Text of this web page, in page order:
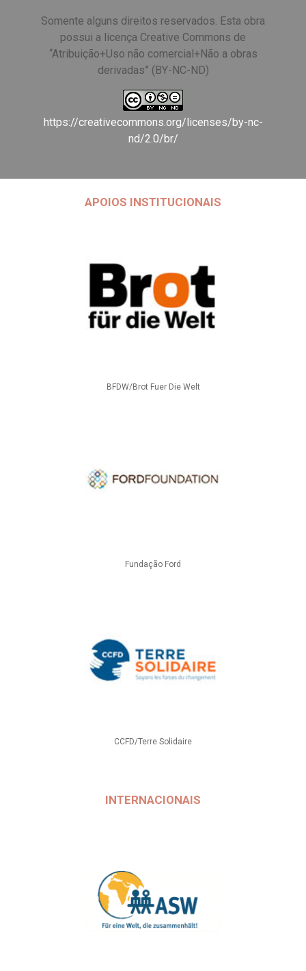
Somente alguns direitos reservados. Esta obra
possui a licença Creative Commons de
“Atribuição+Uso não comercial+Não a obras
derivadas” (BY-NC-ND)
https://creativecommons.org/licenses/by-nc-
nd/2.0/br/
APOIOS INSTITUCIONAIS
BFDW/Brot Fuer Die Welt
Fundação Ford
CCFD/Terre Solidaire
INTERNACIONAIS